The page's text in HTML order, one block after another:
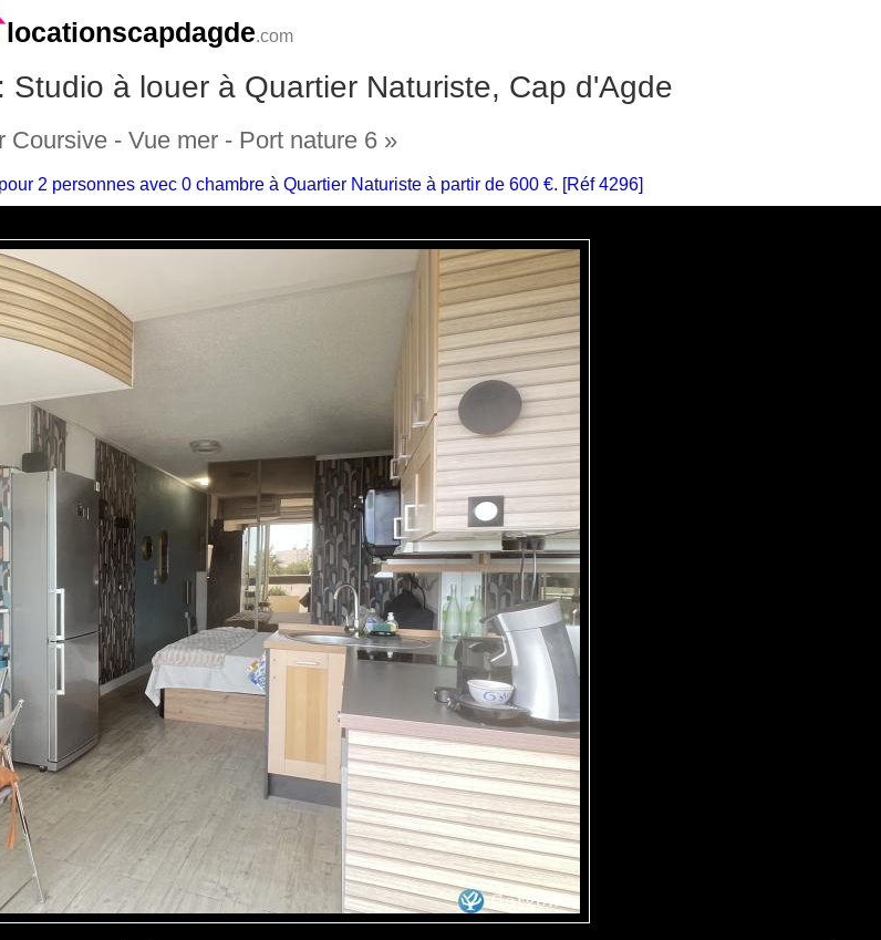
locationscapdagde.com
Studio à louer à Quartier Naturiste, Cap d'Agde
Coursive - Vue mer - Port nature 6 »
2 personnes avec 0 chambre à Quartier Naturiste à partir de 600 €. [Réf 4296]